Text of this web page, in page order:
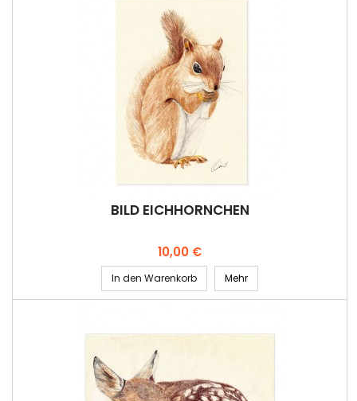
BILD EICHHÖRNCHEN
Preis
10,00 €
In den Warenkorb Mehr